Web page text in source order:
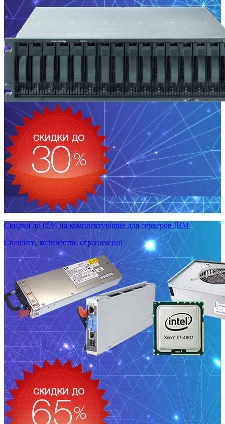
Скидки до 65% на комплектующие для серверов IBM
Спешите, количество ограничено!